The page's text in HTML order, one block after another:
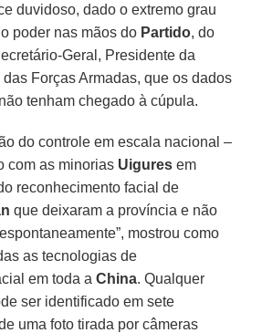
duvidoso, dado o extremo grau
poder nas mãos do Partido, do
Geral, Presidente da
Forças Armadas, que os dados
tenham chegado à cúpula.
do controle em escala nacional –
com as minorias Uigures em
reconhecimento facial de
que deixaram a província e não
mostrou como
as tecnologias de
em toda aChina. Qualquer
ser identificado em sete
uma foto tirada por câmeras